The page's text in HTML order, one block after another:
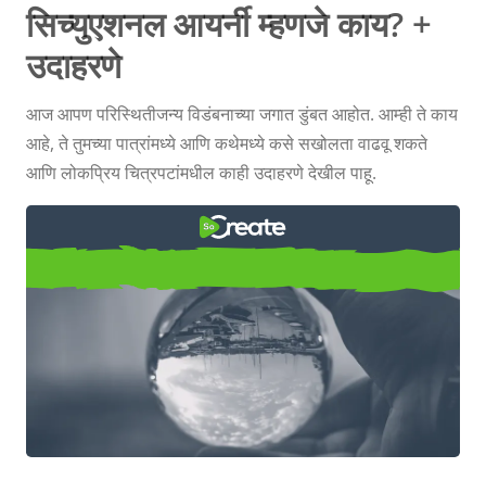
सिच्युएशनल आयर्नी म्हणजे काय? +
उदाहरणे
आज आपण परिस्थितीजन्य विडंबनाच्या जगात डुंबत आहोत. आम्ही ते काय
आहे, ते तुमच्या पात्रांमध्ये आणि कथेमध्ये कसे सखोलता वाढवू शकते
आणि लोकप्रिय चित्रपटांमधील काही उदाहरणे देखील पाहू.
सिच्युएशनल आयर्नी म्हणजे काय? +